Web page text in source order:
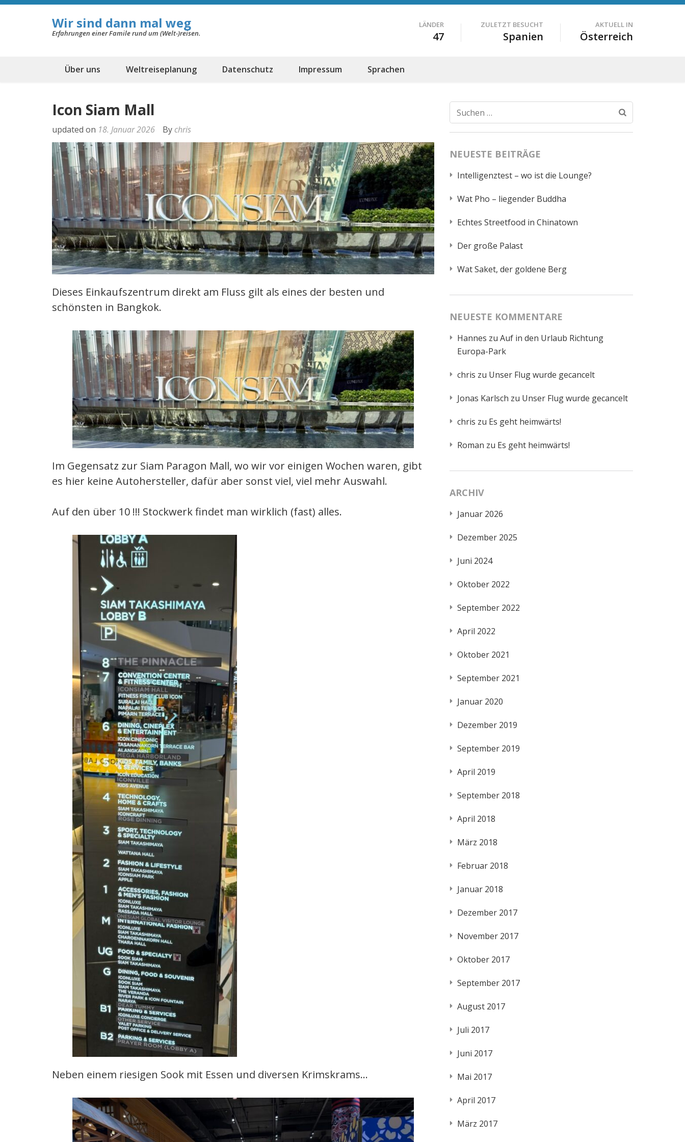
Wir sind dann mal weg
Erfahrungen einer Famile rund um (Welt-)reisen.
LÄNDER
47
ZULETZT BESUCHT
Spanien
AKTUELL IN
Österreich
Über uns Weltreiseplanung Datenschutz Impressum Sprachen
Icon Siam Mall
updated on 18. Januar 2026 By chris
Dieses Einkaufszentrum direkt am Fluss gilt als eines der besten und
schönsten in Bangkok.
Im Gegensatz zur Siam Paragon Mall, wo wir vor einigen Wochen waren, gibt
es hier keine Autohersteller, dafür aber sonst viel, viel mehr Auswahl.
Auf den über 10 !!! Stockwerk findet man wirklich (fast) alles.
Neben einem riesigen Sook mit Essen und diversen Krimskrams…
Suchen
nach:
NEUESTE BEITRÄGE
Intelligenztest – wo ist die Lounge?
Wat Pho – liegender Buddha
Echtes Streetfood in Chinatown
Der große Palast
Wat Saket, der goldene Berg
NEUESTE KOMMENTARE
Hannes zu Auf in den Urlaub Richtung
Europa-Park
chris zu Unser Flug wurde gecancelt
Jonas Karlsch zu Unser Flug wurde gecancelt
chris zu Es geht heimwärts!
Roman zu Es geht heimwärts!
ARCHIV
Januar 2026
Dezember 2025
Juni 2024
Oktober 2022
September 2022
April 2022
Oktober 2021
September 2021
Januar 2020
Dezember 2019
September 2019
April 2019
September 2018
April 2018
März 2018
Februar 2018
Januar 2018
Dezember 2017
November 2017
Oktober 2017
September 2017
August 2017
Juli 2017
Juni 2017
Mai 2017
April 2017
März 2017